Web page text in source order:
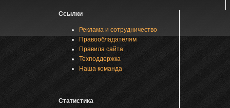
Ссылки
Реклама и сотрудничество
Правообладателям
Правила сайта
Техподдержка
Наша команда
Статистика